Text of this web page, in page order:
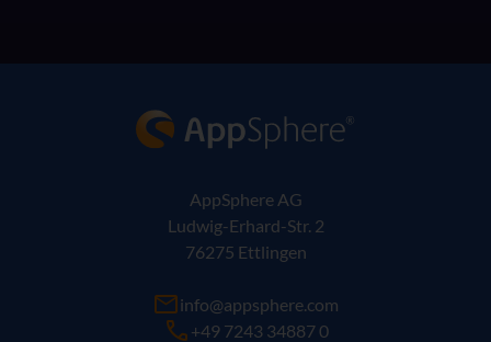
AppSphere IT-Lösungsanbieter
AppSphere AG
Ludwig-Erhard-Str. 2
76275 Ettlingen
info@appsphere.com
+49 7243 34887 0